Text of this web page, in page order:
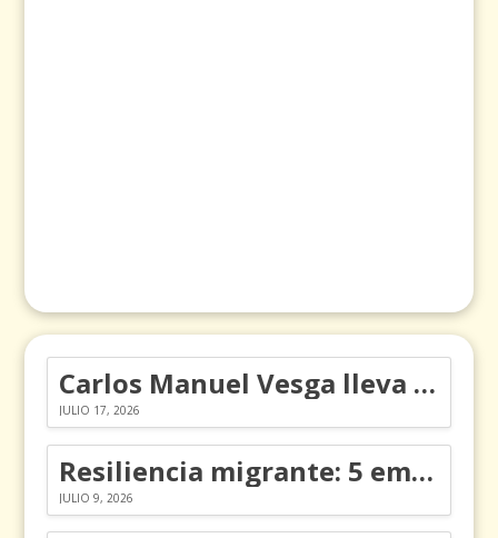
Carlos Manuel Vesga lleva el nombre de Colombia a los Emmy
JULIO 17, 2026
Resiliencia migrante: 5 emociones y cómo gestionarlas
JULIO 9, 2026